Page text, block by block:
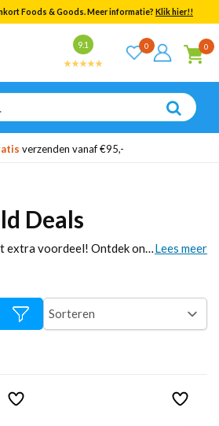
Foods & Goods. Meer informatie? Klik hier!!
9.1 0 0
alle resultaten
verzenden vanaf €95,-
Deals
Vier je vakantiegeld met extra voordeel! Ontdek onze deals en scherpe kortingen die je vakantiegeld nóg leuker maken.Lees meer